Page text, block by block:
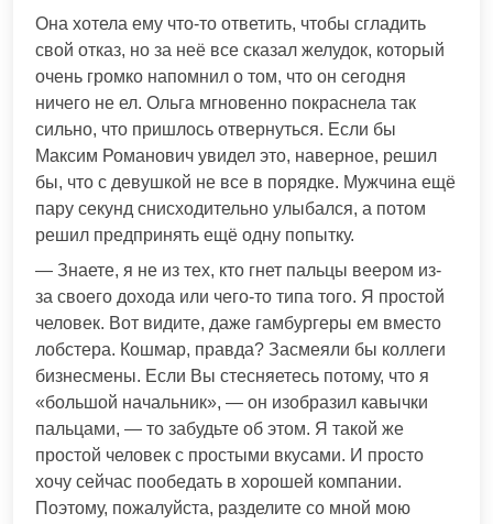
Она хотела ему что-то ответить, чтобы сгладить
свой отказ, но за неё все сказал желудок, который
очень громко напомнил о том, что он сегодня
ничего не ел. Ольга мгновенно покраснела так
сильно, что пришлось отвернуться. Если бы
Максим Романович увидел это, наверное, решил
бы, что с девушкой не все в порядке. Мужчина ещё
пару секунд снисходительно улыбался, а потом
решил предпринять ещё одну попытку.
— Знаете, я не из тех, кто гнет пальцы веером из-
за своего дохода или чего-то типа того. Я простой
человек. Вот видите, даже гамбургеры ем вместо
лобстера. Кошмар, правда? Засмеяли бы коллеги
бизнесмены. Если Вы стесняетесь потому, что я
«большой начальник», — он изобразил кавычки
пальцами, — то забудьте об этом. Я такой же
простой человек с простыми вкусами. И просто
хочу сейчас пообедать в хорошей компании.
Поэтому, пожалуйста, разделите со мной мою